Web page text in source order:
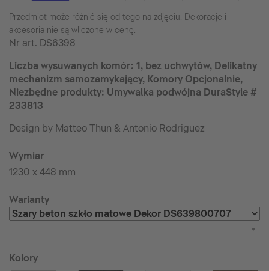
Przedmiot może różnić się od tego na zdjęciu. Dekoracje i
akcesoria nie są wliczone w cenę.
Nr art. DS6398
Liczba wysuwanych komór: 1, bez uchwytów, Delikatny
mechanizm samozamykający, Komory Opcjonalnie,
Niezbędne produkty: Umywalka podwójna DuraStyle #
233813
Design by Matteo Thun & Antonio Rodriguez
Wymiar
1230 x 448 mm
Warianty
Kolory